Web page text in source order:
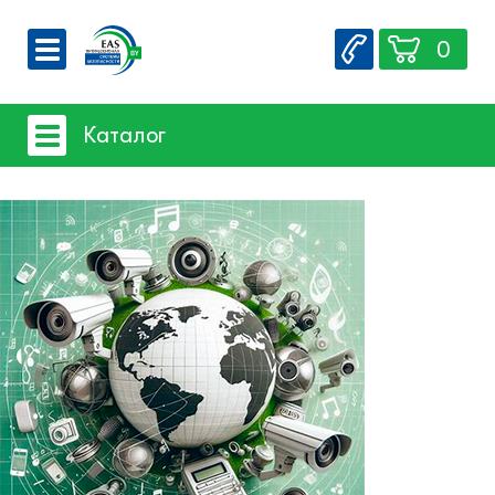
О компании
Вакансии
Контакты
0
Каталог
Системы видеонаблюдения
- iFLOW
- SpaceTechnology
- Dahua
- EZ-IP
- Hikvision
- Комплектующие и монтажный
материал
Системы защиты товаров от краж